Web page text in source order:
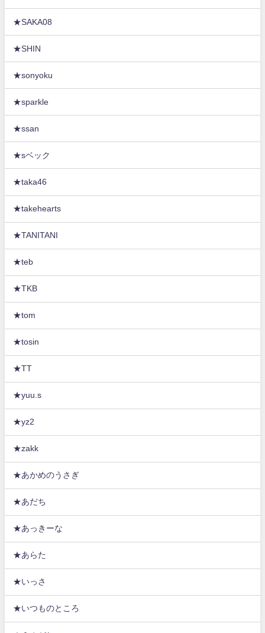
★SAKA08
★SHIN
★sonyoku
★sparkle
★ssan
★sベック
★taka46
★takehearts
★TANITANI
★teb
★TKB
★tom
★tosin
★TT
★yuu.s
★yz2
★zakk
★あかめのうさぎ
★あだち
★あっきーな
★あらた
★いっさ
★いつものところ